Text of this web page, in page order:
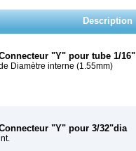
Description
"Y" pour tube 1/16"
Diamètre interne (1.55mm)
"Y" pour 3/32"dia